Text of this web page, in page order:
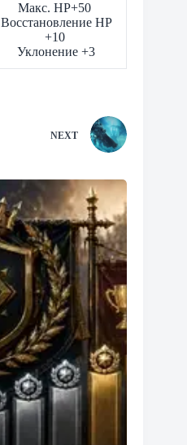
Макс. HP+50
Восстановление HP
+10
Уклонение +3
NEXT